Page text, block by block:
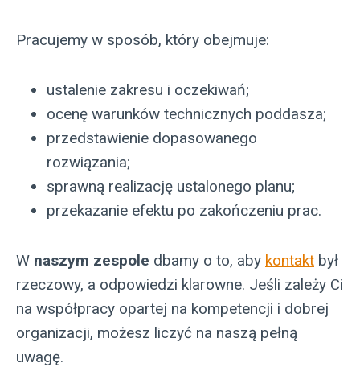
Pracujemy w sposób, który obejmuje:
ustalenie zakresu i oczekiwań;
ocenę warunków technicznych poddasza;
przedstawienie dopasowanego
rozwiązania;
sprawną realizację ustalonego planu;
przekazanie efektu po zakończeniu prac.
W naszym zespole dbamy o to, aby kontakt był
rzeczowy, a odpowiedzi klarowne. Jeśli zależy Ci
na współpracy opartej na kompetencji i dobrej
organizacji, możesz liczyć na naszą pełną
uwagę.